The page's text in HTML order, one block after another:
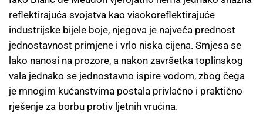
reflektirajuća svojstva kao visokoreflektirajuće
industrijske bijele boje, njegova je najveća prednost
jednostavnost primjene i vrlo niska cijena. Smjesa se
lako nanosi na prozore, a nakon završetka toplinskog
vala jednako se jednostavno ispire vodom, zbog čega
je mnogim kućanstvima postala privlačno i praktično
rješenje za borbu protiv ljetnih vrućina.